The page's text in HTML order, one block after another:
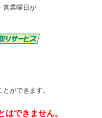
営業曜日が
ができます。
できません。